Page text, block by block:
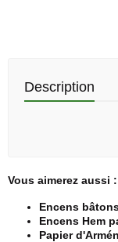
Description
Vous aimerez aussi :
Encens
Encens Hem
Papier